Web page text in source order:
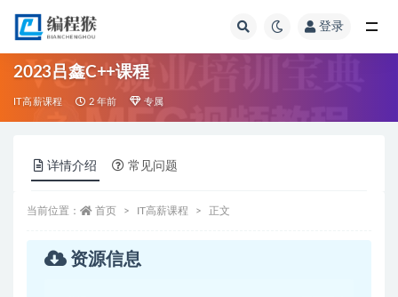
登录
2023吕鑫C++课程
IT高薪课程 2 年前 专属
详情介绍 常见问题
当前位置： 首页 IT高薪课程 正文
资源信息